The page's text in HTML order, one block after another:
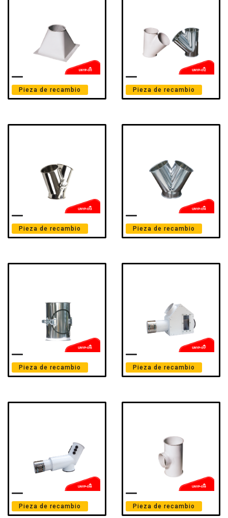
Pieza de recambio Pieza de recambio
Pieza de recambio Pieza de recambio
Pieza de recambio Pieza de recambio
Pieza de recambio Pieza de recambio